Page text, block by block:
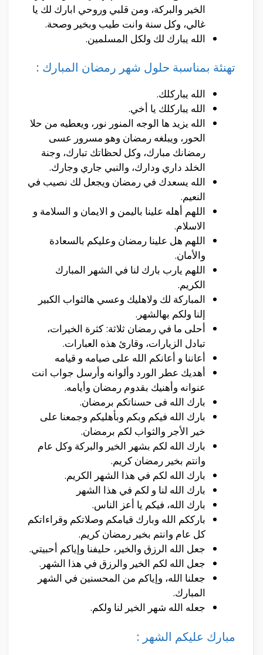
الخير والبركة، ومن قلبي وروحي ابارك لك يا
غالي، وكل سنة وانت طيب وبخير وصحة.
الله يبارك لك ولكل المسلمين.
تهنئة بمناسبة حلول شهر رمضان المبارك :
الله يباركلك.
الله يباركلك يا أخي.
الله يزيد ها الوجه المنور نور، ويعطيه من حلا
الحور، ويبلغه رمضان وهو مسرور عسى
رمضانك مبارك، وكل لحظاتك تبارك، وجنة
الخلد داري ودارك، والنبي جاري وجارك.
الله يسعدك في رمضان ويجعل لك نصيب في
النعيم.
اللهم أهله علينا باليمن و الايمان و السلامة و
الاسلام.
اللهم هل علينا رمضان وعليكم بالسعادة
والأمان.
اللهم يارب بارك لنا في الشهر المبارك
الكريم.
المباركة لك ولاهليك وعسي هالثواب الكبير
إلنا ولكم بهالشهر.
أحلى ما في رمضان ثلاثة: كثرة الخيرات،
تبادل الزيارات، وقارئ هذه العبارات.
أعاننا و أعانكم الله على صيامه و قيامه
أهديك عطر الورد وألوانه وأرسل جواب انت
عنوانه وأهنيك بقدوم رمضان وأيامه.
بارك الله فى حسناتكم برمضان.
بارك الله فيكم وبكم وبأهليكم وجمعنا على
خير الأجر والثواب لكم برمضان.
بارك الله لكم بشهر الخير والبركة وكل عام
وانتم بخير رمضان كريم.
بارك الله لكم في هذا الشهر الكريم.
بارك الله لنا و لكم في هذا الشهر
بارك الله، فيكم يا أعز الناس.
بارككم الله وبارك قيامكم وصلاتكم وقراءاتكم
كل عام وانتم بخير رمضان كريم.
جعل الله الرزق والخير، حليفنا وإياكم أحبيتي.
جعل الله لكم الخير والرزق في هذا الشهر.
جعلنا الله، وإياكم من المحسنين في الشهر
المبارك.
جعله الله شهر الخير لنا ولكم.
مبارك عليكم الشهر :